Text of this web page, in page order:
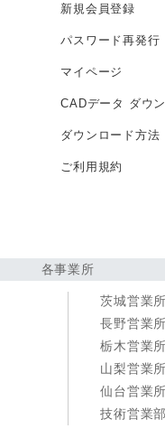
新規会員登録
パスワード再発行
マイページ
CADデータ ダウ
ダウンロード方法
ご利用規約
各事業所
茨城営業所
長野営業所
栃木営業所
山梨営業所
仙台営業所
技術営業部